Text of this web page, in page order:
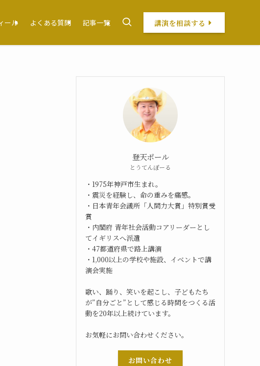
ール よくある質問 記事一覧 講演を相談する
登天ポール
とうてんぽーる
・1975年神戸市生まれ。
・震災を経験し、命の重みを痛感。
・日本青年会議所「人間力大賞」特別賞受
賞
・内閣府 青年社会活動コアリーダーとし
てイギリスへ派遣
・47都道府県で路上講演
・1,000以上の学校や施設、イベントで講
演会実施
歌い、踊り、笑いを起こし、子どもたち
が”自分ごと”として感じる時間をつくる活
動を20年以上続けています。
お気軽にお問い合わせください。
お問い合わせ